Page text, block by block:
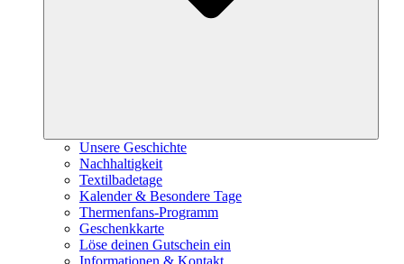
Unsere Geschichte
Nachhaltigkeit
Textilbadetage
Kalender & Besondere Tage
Thermenfans-Programm
Geschenkkarte
Löse deinen Gutschein ein
Informationen & Kontakt